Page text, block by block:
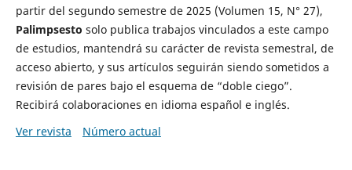
partir del segundo semestre de 2025 (Volumen 15, N° 27),
Palimpsesto solo publica trabajos vinculados a este campo
de estudios, mantendrá su carácter de revista semestral, de
acceso abierto, y sus artículos seguirán siendo sometidos a
revisión de pares bajo el esquema de “doble ciego”.
Recibirá colaboraciones en idioma español e inglés.
Ver revista
Número actual